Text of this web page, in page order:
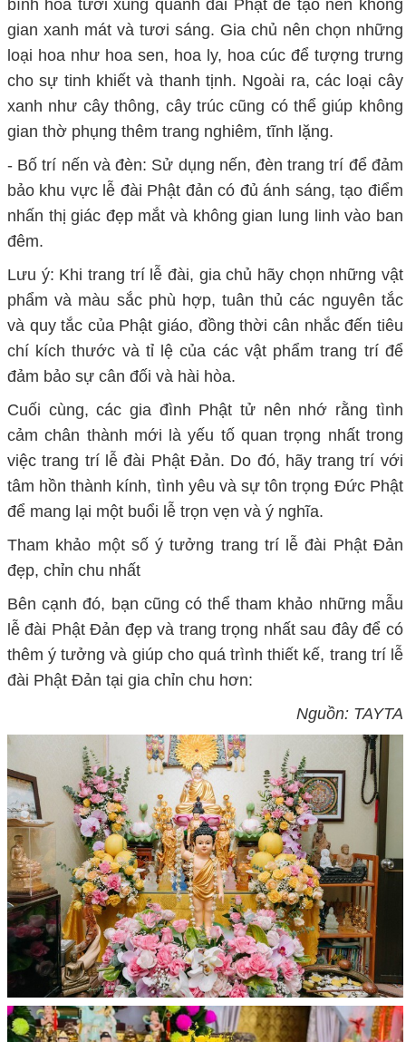
bình hoa tươi xung quanh đài Phật để tạo nên không
gian xanh mát và tươi sáng. Gia chủ nên chọn những
loại hoa như hoa sen, hoa ly, hoa cúc để tượng trưng
cho sự tinh khiết và thanh tịnh. Ngoài ra, các loại cây
xanh như cây thông, cây trúc cũng có thể giúp không
gian thờ phụng thêm trang nghiêm, tĩnh lặng.
- Bố trí nến và đèn: Sử dụng nến, đèn trang trí để đảm
bảo khu vực lễ đài Phật đản có đủ ánh sáng, tạo điểm
nhấn thị giác đẹp mắt và không gian lung linh vào ban
đêm.
Lưu ý: Khi trang trí lễ đài, gia chủ hãy chọn những vật
phẩm và màu sắc phù hợp, tuân thủ các nguyên tắc
và quy tắc của Phật giáo, đồng thời cân nhắc đến tiêu
chí kích thước và tỉ lệ của các vật phẩm trang trí để
đảm bảo sự cân đối và hài hòa.
Cuối cùng, các gia đình Phật tử nên nhớ rằng tình
cảm chân thành mới là yếu tố quan trọng nhất trong
việc trang trí lễ đài Phật Đản. Do đó, hãy trang trí với
tâm hồn thành kính, tình yêu và sự tôn trọng Đức Phật
để mang lại một buổi lễ trọn vẹn và ý nghĩa.
Tham khảo một số ý tưởng trang trí lễ đài Phật Đản
đẹp, chỉn chu nhất
Bên cạnh đó, bạn cũng có thể tham khảo những mẫu
lễ đài Phật Đản đẹp và trang trọng nhất sau đây để có
thêm ý tưởng và giúp cho quá trình thiết kế, trang trí lễ
đài Phật Đản tại gia chỉn chu hơn:
Nguồn: TAYTA